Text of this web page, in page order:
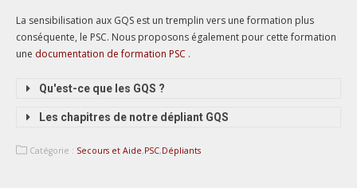
La sensibilisation aux GQS est un tremplin vers une formation plus
conséquente, le PSC. Nous proposons également pour cette formation
une documentation de formation PSC .
Qu'est-ce que les GQS ?
Les chapitres de notre dépliant GQS
Catégorie : Secours et Aide,PSC,Dépliants